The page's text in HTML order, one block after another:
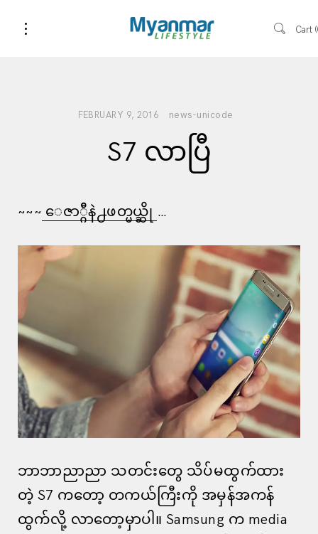
Cart
FEBRUARY 9, 2016 news-unicode
S7 လာပြီ
~~~ ေဇာ္ဂ်ီနဲ႕ဖတ္မယ္ဆို …
ဘာဘာညာညာ သတင်းတွေ သိပ်မထွက်ထား
တဲ့ S7 ကတော့ တကယ်ကြီးကို အမှန်အကန်
ထွက်လို့ လာတော့မှာပါ။ Samsung က media